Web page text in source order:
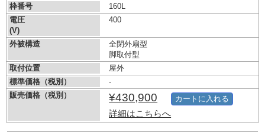
枠番号
160L
電圧
(V)
400
外被構造
全閉外扇型
脚取付型
取付位置
屋外
標準価格（税別）
-
販売価格（税別）
¥430,900
詳細はこちらへ
カートに入れる